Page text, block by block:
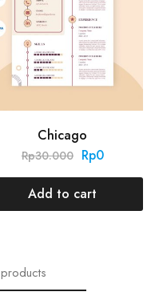
Chicago
Rp30.000 Rp0
Add to cart
products